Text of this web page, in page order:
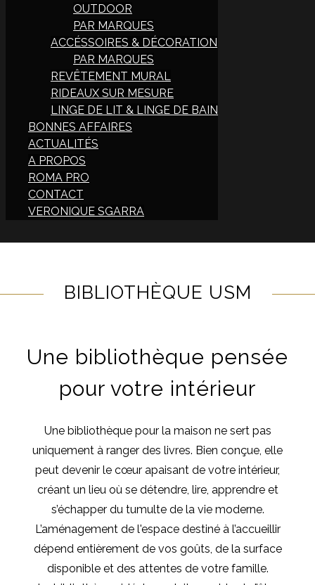
OUTDOOR
PAR MARQUES
ACCÉSSOIRES & DÉCORATION
PAR MARQUES
REVÊTEMENT MURAL
RIDEAUX SUR MESURE
LINGE DE LIT & LINGE DE BAIN
BONNES AFFAIRES
ACTUALITÉS
A PROPOS
ROMA PRO
CONTACT
VERONIQUE SGARRA
BIBLIOTHÈQUE USM
Une bibliothèque pensée
pour votre intérieur
Une bibliothèque pour la maison ne sert pas
uniquement à ranger des livres. Bien conçue, elle
peut devenir le cœur apaisant de votre intérieur,
créant un lieu où se détendre, lire, apprendre et
s’échapper du tumulte de la vie moderne.
L’aménagement de l'espace destiné à l’accueillir
dépend entièrement de vos goûts, de la surface
disponible et des attentes de votre famille.